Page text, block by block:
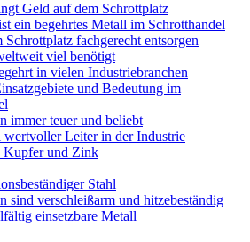
Geld auf dem Schrottplatz
ein begehrtes Metall im Schrotthandel
fachgerecht entsorgen
viel benötigt
in vielen Industriebranchen
und Bedeutung im
immer teuer und beliebt
Leiter in der Industrie
Kupfer und Zink
Stahl
sind verschleißarm und hitzebeständig
einsetzbare Metall